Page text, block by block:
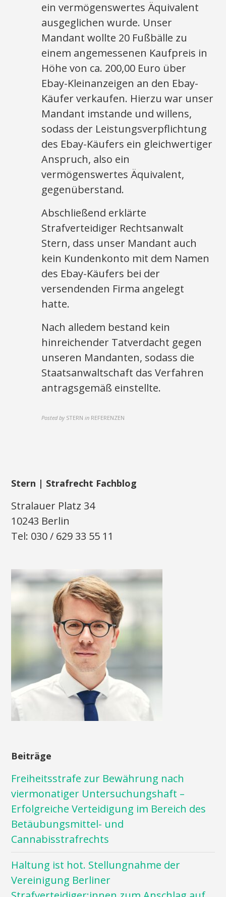
ein vermögenswertes Äquivalent
ausgeglichen wurde. Unser
Mandant wollte 20 Fußbälle zu
einem angemessenen Kaufpreis in
Höhe von ca. 200,00 Euro über
Ebay-Kleinanzeigen an den Ebay-
Käufer verkaufen. Hierzu war unser
Mandant imstande und willens,
sodass der Leistungsverpflichtung
des Ebay-Käufers ein gleichwertiger
Anspruch, also ein
vermögenswertes Äquivalent,
gegenüberstand.
Abschließend erklärte
Strafverteidiger Rechtsanwalt
Stern, dass unser Mandant auch
kein Kundenkonto mit dem Namen
des Ebay-Käufers bei der
versendenden Firma angelegt
hatte.
Nach alledem bestand kein
hinreichender Tatverdacht gegen
unseren Mandanten, sodass die
Staatsanwaltschaft das Verfahren
antragsgemäß einstellte.
Posted by STERN in REFERENZEN
Stern | Strafrecht Fachblog
Stralauer Platz 34
10243 Berlin
Tel: 030 / 629 33 55 11
Beiträge
Freiheitsstrafe zur Bewährung nach
viermonatiger Untersuchungshaft –
Erfolgreiche Verteidigung im Bereich des
Betäubungsmittel- und
Cannabisstrafrechts
Haltung ist hot. Stellungnahme der
Vereinigung Berliner